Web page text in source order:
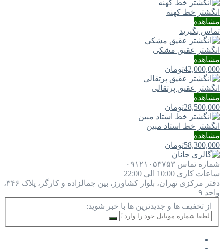
انگشتر خط کهنه
مشاهده
تماس بگیرید
انگشتر عقیق مشکی
مشاهده
42,000,000تومان
انگشتر عقیق پرتقالی
مشاهده
28,500,000تومان
انگشتر خط استاد مبین
مشاهده
58,300,000تومان
شماره تماس ۰۹۱۲۱۰۵۳۷۵۳
ساعات کاری 10:00 الی 22:00
دفتر مرکزی
تهران، بلوار کشاورز، بین جمالزاده و کارگر، پلاک ۳۴۶،
واحد ۹
از تخفیف ها و جدیدترین ها با خبر شوید: